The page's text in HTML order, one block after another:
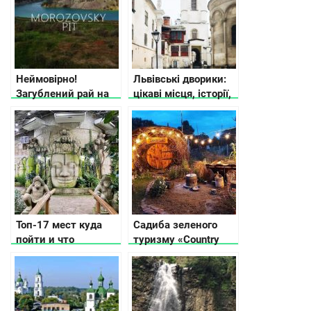
Неймовірно!
Загублений рай на
Кіровоградщині
(відео)
Львівські дворики:
цікаві місця, історії,
таємниці
Топ-17 мест куда
пойти и что
посмотреть в
Черкассах
Садиба зеленого
туризму «Country
House».